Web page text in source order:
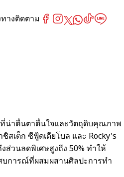
ที่น่าตื่นตาตื่นใจและวัตถุดิบคุณภาพ
เต็ก ซีฟู้ดเดียโบล และ Rocky's
วนลดพิเศษสูงถึง 50% ทำให้
บการณ์ที่ผสมผสานศิลปะการทำ
างติดตาม